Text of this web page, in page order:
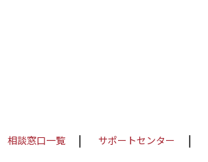
相談窓口一覧 サポートセンター